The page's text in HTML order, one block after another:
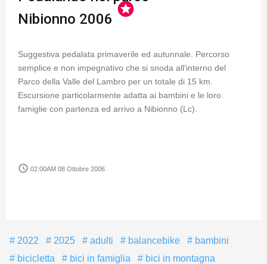
Nibionno 2006
stars
Suggestiva pedalata primaverile ed autunnale. Percorso
semplice e non impegnativo che si snoda all'interno del
Parco della Valle del Lambro per un totale di 15 km.
Escursione particolarmente adatta ai bambini e le loro
famiglie con partenza ed arrivo a Nibionno (Lc).
access_time 02:00AM 08 Ottobre 2006
2022 2025 adulti balancebike
bambini
bicicletta
bici in famiglia
bici in montagna